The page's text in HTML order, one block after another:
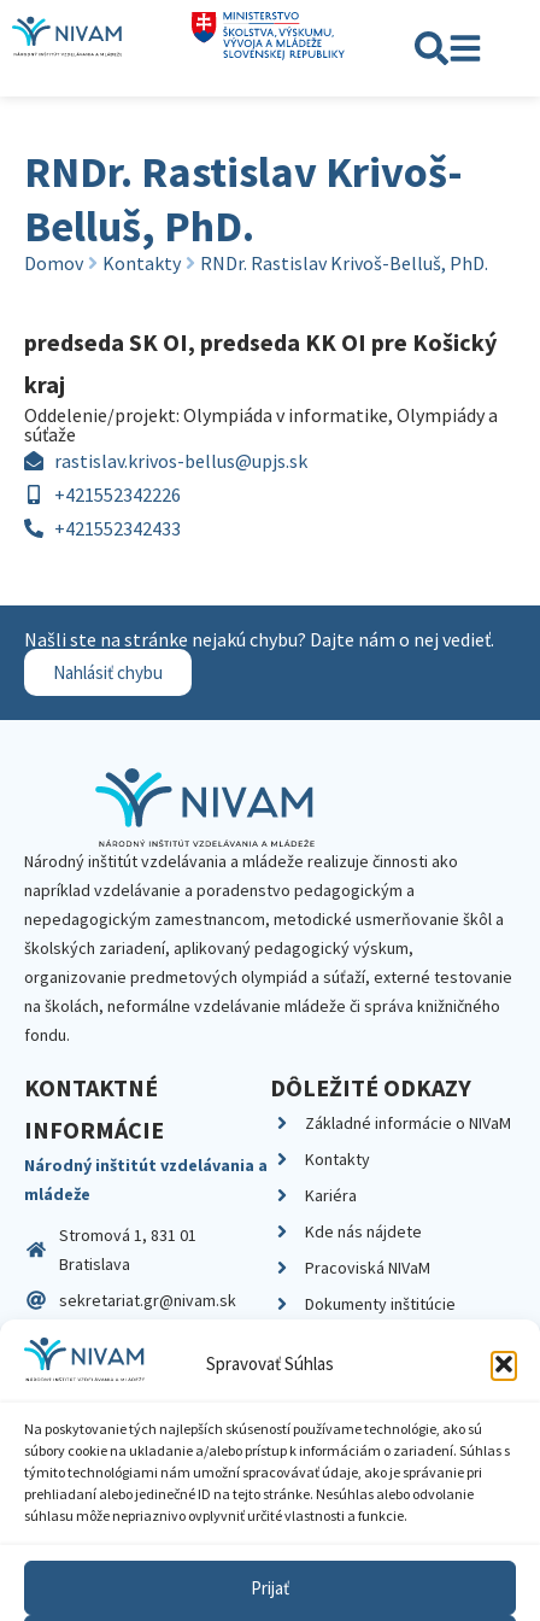
Spravovať Súhlas
Na poskytovanie tých najlepších skúseností používame technológie, ako sú
súbory cookie na ukladanie a/alebo prístup k informáciám o zariadení. Súhlas s
týmito technológiami nám umožní spracovávať údaje, ako je správanie pri
prehliadaní alebo jedinečné ID na tejto stránke. Nesúhlas alebo odvolanie
súhlasu môže nepriaznivo ovplyvniť určité vlastnosti a funkcie.
Prijať
RNDr. Rastislav Krivoš-
Belluš, PhD.
Domov Kontakty RNDr. Rastislav Krivoš-Belluš, PhD.
predseda SK OI, predseda KK OI pre Košický
kraj
Oddelenie/projekt: Olympiáda v informatike, Olympiády a
súťaže
rastislav.krivos-bellus@upjs.sk
+421552342226
+421552342433
Našli ste na stránke nejakú chybu? Dajte nám o nej vedieť.
Nahlásiť chybu
Národný inštitút vzdelávania a mládeže realizuje činnosti ako
napríklad vzdelávanie a poradenstvo pedagogickým a
nepedagogickým zamestnancom, metodické usmerňovanie škôl a
školských zariadení, aplikovaný pedagogický výskum,
organizovanie predmetových olympiád a súťaží, externé testovanie
na školách, neformálne vzdelávanie mládeže či správa knižničného
fondu.
KONTAKTNÉ
INFORMÁCIE
Národný inštitút vzdelávania a
mládeže
Stromová 1, 831 01
Bratislava
sekretariat.gr@nivam.sk
IČO: 00164348
DIČ: 2020798714
DÔLEŽITÉ ODKAZY
Základné informácie o NIVaM
Kontakty
Kariéra
Kde nás nájdete
Pracoviská NIVaM
Dokumenty inštitúcie
Zásady ochrany súkromia
Sprístupnenie informácií